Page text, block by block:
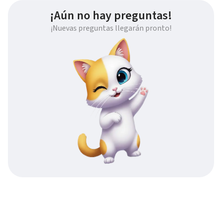
¡Aún no hay preguntas!
¡Nuevas preguntas llegarán pronto!